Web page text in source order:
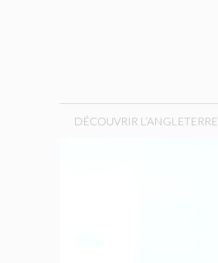
DÉCOUVRIR L’ANGLETERRE